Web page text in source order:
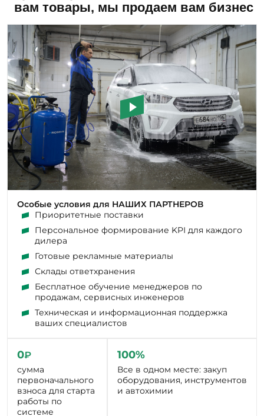
Особые условия для НАШИХ ПАРТНЕРОВ
Приоритетные поставки
Персональное формирование KPI для каждого
дилера
Готовые рекламные материалы
Склады ответхранения
Бесплатное обучение менеджеров по
продажам, сервисных инженеров
Техническая и информационная поддержка
ваших специалистов
первоначального
взноса для старта
работы по
системе
ответственного
хранения
оборудования, инструментов
и автохимии